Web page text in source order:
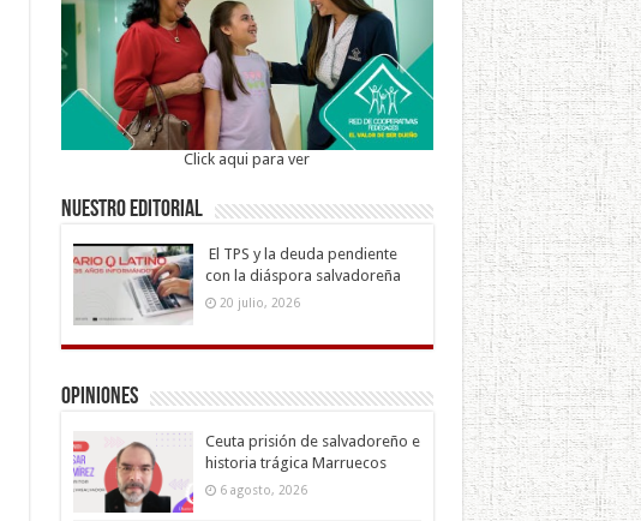
Click aqui para ver
Nuestro Editorial
El TPS y la deuda pendiente
con la diáspora salvadoreña
20 julio, 2026
Opiniones
Ceuta prisión de salvadoreño e
historia trágica Marruecos
6 agosto, 2026